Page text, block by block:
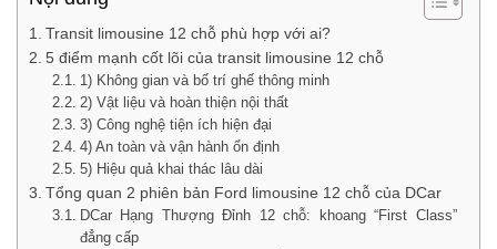
Transit limousine 12 chỗ phù hợp với ai?
5 điểm mạnh cốt lõi của transit limousine 12 chỗ
1) Không gian và bố trí ghế thông minh
2) Vật liệu và hoàn thiện nội thất
3) Công nghệ tiện ích hiện đại
4) An toàn và vận hành ổn định
5) Hiệu quả khai thác lâu dài
Tổng quan 2 phiên bản Ford limousine 12 chỗ của DCar
DCar Hạng Thượng Đỉnh 12 chỗ: khoang “First Class”
đẳng cấp